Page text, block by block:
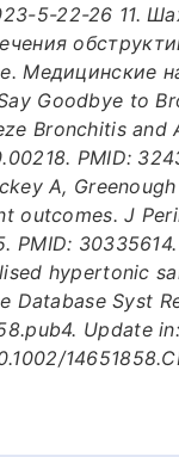
5-22-26 11.
Медицинские
Goodbye to
Bronchitis
PMID:
A,
outcomes. J
PMID:
hypertonic
Syst
Update